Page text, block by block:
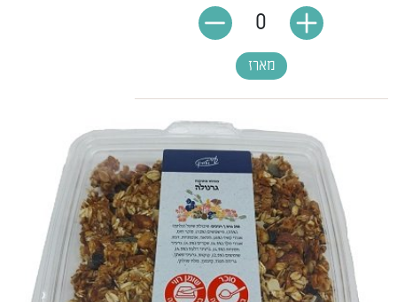
מארז
0